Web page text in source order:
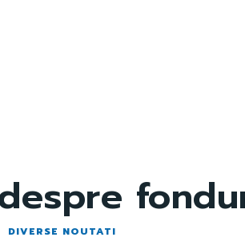
DIVERSE NOUTATI